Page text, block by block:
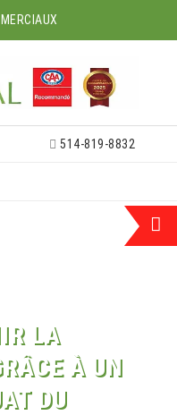
514-819-8832
LA
À UN
DU